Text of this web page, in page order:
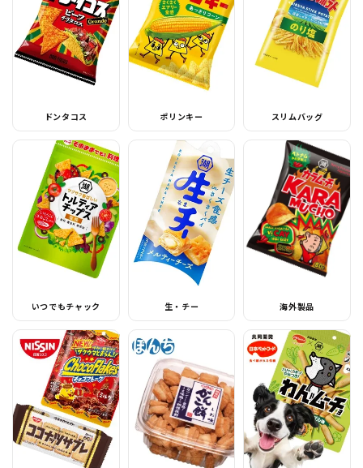
ドンタコス ポリンキー スリムバッグ
いつでもチャック 生・チー 海外製品